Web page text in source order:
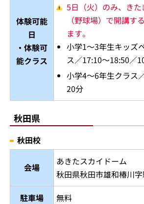
体験可能
日
・体験可
能クラス
5日（火）のみ、き
（野球場）で開講す
ます。
小学1～3年生キッズ
ス／17:10～18:50／
小学4～6年生クラス
20分
秋田県
秋田校
会場
あきたスカイドーム
秋田県秋田市雄和椿川
駐車場
無料